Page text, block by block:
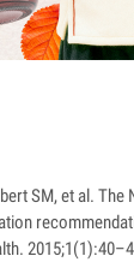
SM, et al. The